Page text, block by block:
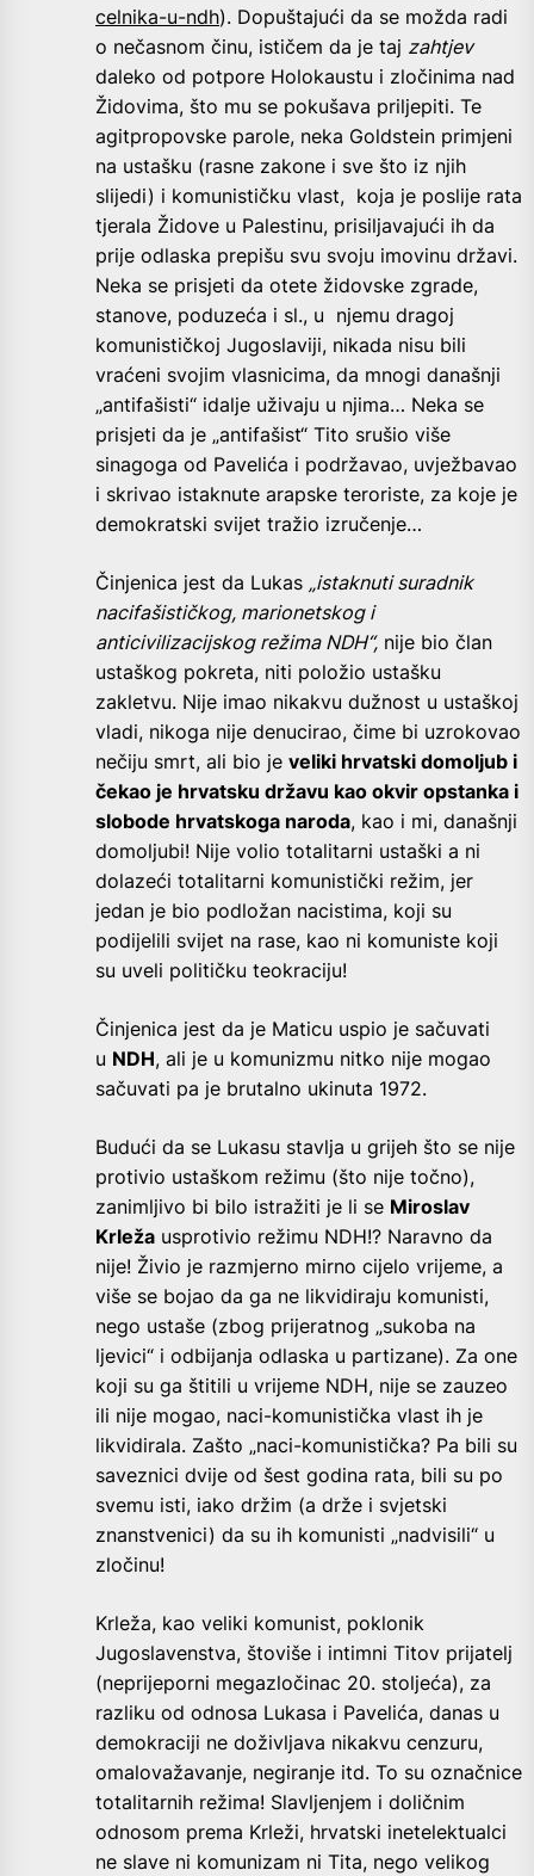
celnika-u-ndh). Dopuštajući da se možda radi
o nečasnom činu, ističem da je taj zahtjev
daleko od potpore Holokaustu i zločinima nad
Židovima, što mu se pokušava priljepiti. Te
agitpropovske parole, neka Goldstein primjeni
na ustašku (rasne zakone i sve što iz njih
slijedi) i komunističku vlast, koja je poslije rata
tjerala Židove u Palestinu, prisiljavajući ih da
prije odlaska prepišu svu svoju imovinu državi.
Neka se prisjeti da otete židovske zgrade,
stanove, poduzeća i sl., u njemu dragoj
komunističkoj Jugoslaviji, nikada nisu bili
vraćeni svojim vlasnicima, da mnogi današnji
„antifašisti“ idalje uživaju u njima… Neka se
prisjeti da je „antifašist“ Tito srušio više
sinagoga od Pavelića i podržavao, uvježbavao
i skrivao istaknute arapske teroriste, za koje je
demokratski svijet tražio izručenje…
Činjenica jest da Lukas „istaknuti suradnik
nacifašističkog, marionetskog i
anticivilizacijskog režima NDH“, nije bio član
ustaškog pokreta, niti položio ustašku
zakletvu. Nije imao nikakvu dužnost u ustaškoj
vladi, nikoga nije denucirao, čime bi uzrokovao
nečiju smrt, ali bio je veliki hrvatski domoljub i
čekao je hrvatsku državu kao okvir opstanka i
slobode hrvatskoga naroda, kao i mi, današnji
domoljubi! Nije volio totalitarni ustaški a ni
dolazeći totalitarni komunistički režim, jer
jedan je bio podložan nacistima, koji su
podijelili svijet na rase, kao ni komuniste koji
su uveli političku teokraciju!
Činjenica jest da je Maticu uspio je sačuvati
u NDH, ali je u komunizmu nitko nije mogao
sačuvati pa je brutalno ukinuta 1972.
Budući da se Lukasu stavlja u grijeh što se nije
protivio ustaškom režimu (što nije točno),
zanimljivo bi bilo istražiti je li se Miroslav
Krleža usprotivio režimu NDH!? Naravno da
nije! Živio je razmjerno mirno cijelo vrijeme, a
više se bojao da ga ne likvidiraju komunisti,
nego ustaše (zbog prijeratnog „sukoba na
ljevici“ i odbijanja odlaska u partizane). Za one
koji su ga štitili u vrijeme NDH, nije se zauzeo
ili nije mogao, naci-komunistička vlast ih je
likvidirala. Zašto „naci-komunistička? Pa bili su
saveznici dvije od šest godina rata, bili su po
svemu isti, iako držim (a drže i svjetski
znanstvenici) da su ih komunisti „nadvisili“ u
zločinu!
Krleža, kao veliki komunist, poklonik
Jugoslavenstva, štoviše i intimni Titov prijatelj
(neprijeporni megazločinac 20. stoljeća), za
razliku od odnosa Lukasa i Pavelića, danas u
demokraciji ne doživljava nikakvu cenzuru,
omalovažavanje, negiranje itd. To su označnice
totalitarnih režima! Slavljenjem i doličnim
odnosom prema Krleži, hrvatski inetelektualci
ne slave ni komunizam ni Tita, nego velikog